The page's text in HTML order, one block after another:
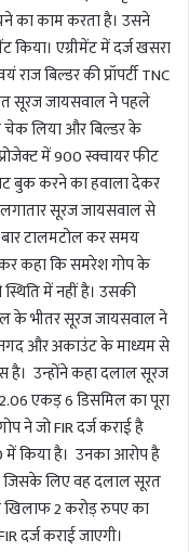
का काम करता है। उसने
किया। एग्रीमेंट में दर्ज खसरा
बिल्डर की प्रॉपर्टी TNC
सूरज जायसवाल ने पहले
लिया और बिल्डर के
में 900 स्क्वायर फीट
बुक करने का हवाला देकर
सूरज जायसवाल से
बार टालमटोल कर समय
कहा कि समरेश गोप के
में नहीं है। उसकी
के भीतर सूरज जायसवाल ने
और अकाउंट के माध्यम से
है। उन्होंने कहा दलाल सूरज
एकड़ 6 डिसमिल का पूरा
ने जो FIR दर्ज कराई है
किया है। उनका आरोप है
लिए वह दलाल सूरत
2 करोड़ रुपए का
दर्ज कराई जाएगी।